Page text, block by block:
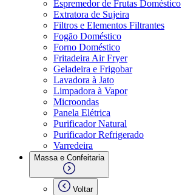
Espremedor de Frutas Doméstico
Extratora de Sujeira
Filtros e Elementos Filtrantes
Fogão Doméstico
Forno Doméstico
Fritadeira Air Fryer
Geladeira e Frigobar
Lavadora à Jato
Limpadora à Vapor
Microondas
Panela Elétrica
Purificador Natural
Purificador Refrigerado
Varredeira
Massa e Confeitaria
Voltar